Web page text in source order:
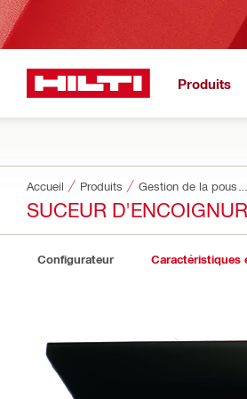
Produits
Accueil Produits
SUCEUR
Configurateur Caractéristiques